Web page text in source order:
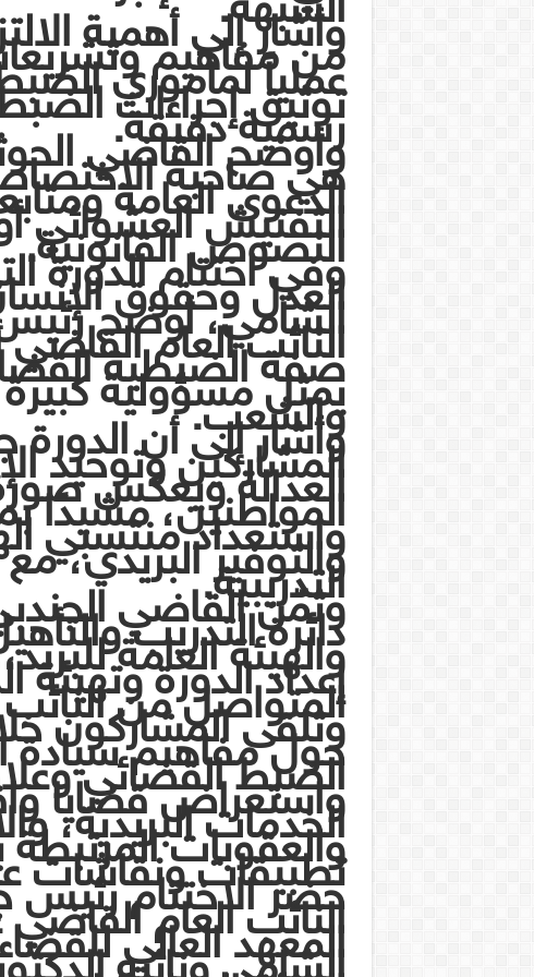
وأشار إلى أهمية
من مفاهيم
عملياً لمأموري
توثيق إجراءات
رسمية دقيقة.
وأوضح القاضي
هي صاحبة
الدعوى العامة
التفتيش العشوائي
النصوص القانونية.
وفي اختتام الدورة
العدل وحقوق
الشامي، أوضح
النائب العام
صفة الضبطية
يمثل مسؤولية كبيرة
والشعب.
وأشار إلى أن
المشاركين وتوحيد
العدالة ويعكس
المواطنين، مشيدًا
واستعداد منتسبي
والتوفير البريدي،
التدريبية.
وثمّن القاضي
دائرة التدريب
والهيئة العامة
إعداد الدورة وتهيئة
المتواصل من النائب
وتلقى المشاركون
حول مفاهيم سيادة
الضبط القضائي
واستعراض قضايا
الخدمات البريدية،
والعقوبات
تطبيقات ونقاشات
حضر الاختتام رئيس
النائب العام
المعهد العالي